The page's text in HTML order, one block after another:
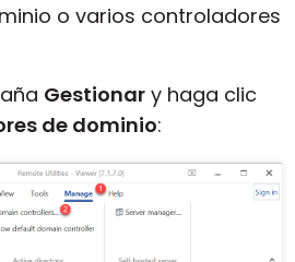
o varios controladores
Gestionar y haga clic
de dominio: